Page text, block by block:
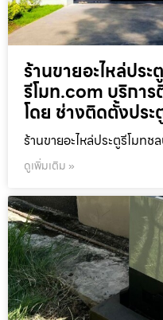
ร้านขายอะไหล่ปร
รีโมท.com บริการ
โดย ช่างติดตั้งปร
ร้านขายอะไหล่ประตูรีโมทช
ดูเพิ่มเติม »